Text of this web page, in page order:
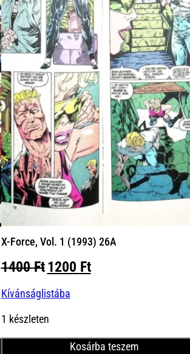
X-Force, Vol. 1 (1993) 26A
1400FtOriginal
was:
1200 FtCurrent
Kívánságlistába
1 készleten
Kosárba teszem